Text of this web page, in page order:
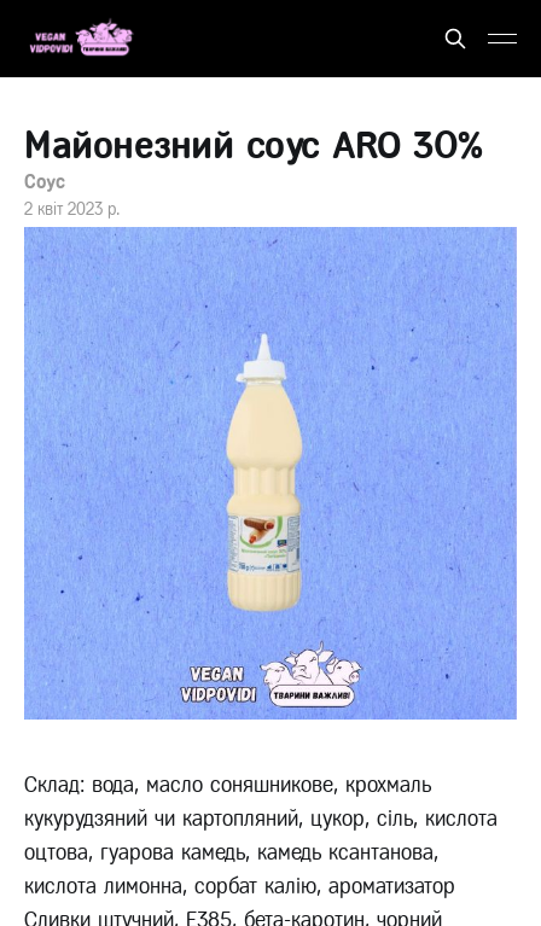
Майонезний соус ARO 30%
Соус
2 квіт 2023 р.
Склад: вода, масло соняшникове, крохмаль
кукурудзяний чи картопляний, цукор, сіль, кислота
оцтова, гуарова камедь, камедь ксантанова,
кислота лимонна, сорбат калію, ароматизатор
Сливки штучний, Е385, бета-каротин, чорний